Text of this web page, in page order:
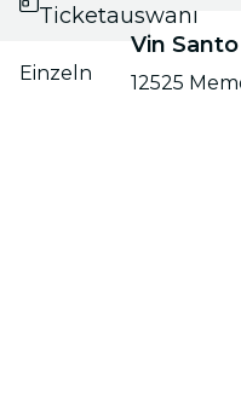
Ticketauswahl
Einzeln
Vin Santo
12525